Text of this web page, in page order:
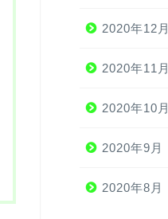
2020年12月
2020年11月
2020年10月
2020年9月
2020年8月